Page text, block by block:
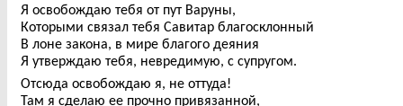
Я освобождаю тебя от пут Варуны,
Которыми связал тебя Савитар благосклонный
В лоне закона, в мире благого деяния
Я утверждаю тебя, невредимую, с супругом.
Отсюда освобождаю я, не оттуда!
Там я сделаю ее прочно привязанной,